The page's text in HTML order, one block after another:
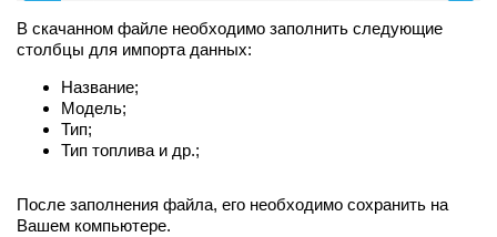
В скачанном файле необходимо заполнить следующие
столбцы для импорта данных:
Название;
Модель;
Тип;
Тип топлива и др.;
После заполнения файла, его необходимо сохранить на
Вашем компьютере.